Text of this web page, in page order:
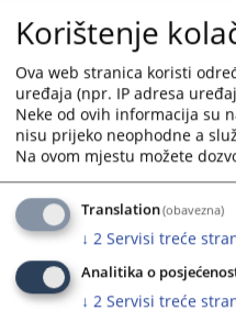
Pomoc
Redizajn web stranice je finansirala
Visoko sudsko i tužilačko vijeće BiH i
Korištenje
Ova web stranica koristi
uređaja (npr. IP adresa
Neke od ovih informacija su
nisu prijeko neophodne a
Na ovom mjestu možete
Translation(obavezna)
↓ 2 Servisi treće
Analitika o
↓ 2 Servisi treće